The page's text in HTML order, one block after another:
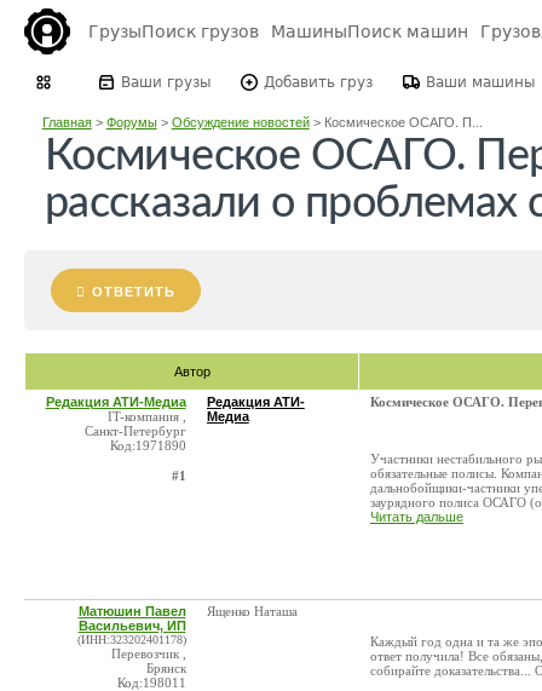
ГрузыПоиск грузов МашиныПоиск машин
Ваши грузы Добавить груз Ваши машины
Главная> Форумы> Обсуждение новостей> Космическое ОСАГО. П...
Космическое ОСАГО.
рассказали о проблемах
ОТВЕТИТЬ
Автор
Редакция АТИ-Медиа
IT-компания ,
Санкт-Петербург
Код:1971890
#1
Редакция АТИ-
Медиа
Космическое ОСАГО.
Участники нестабильного
обязательные полисы.
дальнобойщики-частники
заурядного полиса ОСАГО
Читать дальше
Матюшин Павел
Васильевич, ИП
(ИНН:323202401178)
Перевозчик ,
Брянск
Код:198011
Ященко Наташа
Каждый год одна и та же
ответ получила! Все
собирайте доказательства...